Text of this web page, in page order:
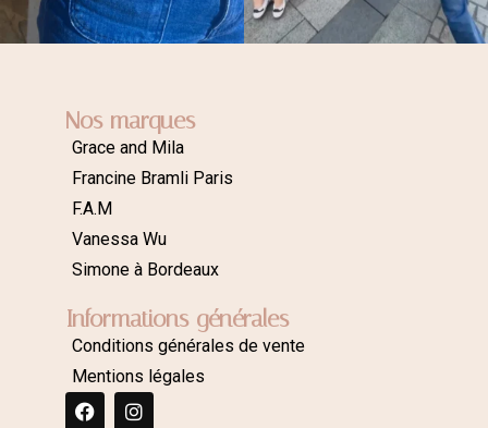
Nos marques
Grace and Mila
Francine Bramli Paris
F.A.M
Vanessa Wu
Simone à Bordeaux
Informations générales
Conditions générales de vente
Mentions légales